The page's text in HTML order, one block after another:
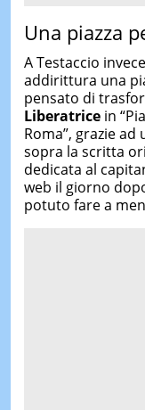
Una piazza
A Testaccio
addirittura una
pensato di
Liberatricein
Roma”, grazie
sopra la scritta
dedicata al
web il giorno
potuto fare a